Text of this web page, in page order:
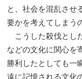
と、社会を混乱させ
要かを考えてしまう
こうした殺伐とし
などの文化に関心を
勝利したとしても一
遠に記憶される文化